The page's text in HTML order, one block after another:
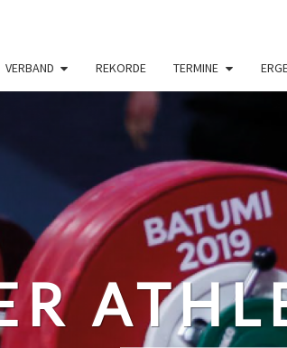
VERBAND REKORDE TERMINE